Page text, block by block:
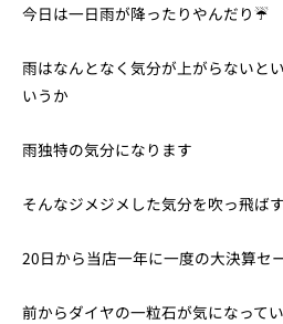
今日は一日雨が降ったりやんだり☔
雨はなんとなく気分が上がらないと
いうか
雨独特の気分になります
そんなジメジメした気分を吹っ飛ば
20日から当店一年に一度の大決算セ
前からダイヤの一粒石が気になって